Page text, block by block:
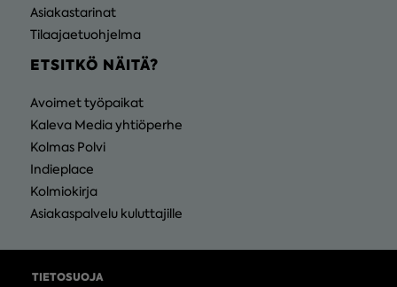
Asiakastarinat
Tilaajaetuohjelma
ETSITKÖ NÄITÄ?
Avoimet työpaikat
Kaleva Media yhtiöperhe
Kolmas Polvi
Indieplace
Kolmiokirja
Asiakaspalvelu kuluttajille
TIETOSUOJA